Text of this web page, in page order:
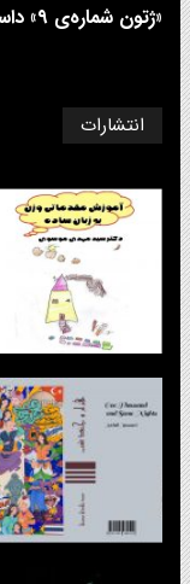
«ژتون شماره‌ی ۹» داستانی از هرمز دولتی‌جلیلیان
انتشارات